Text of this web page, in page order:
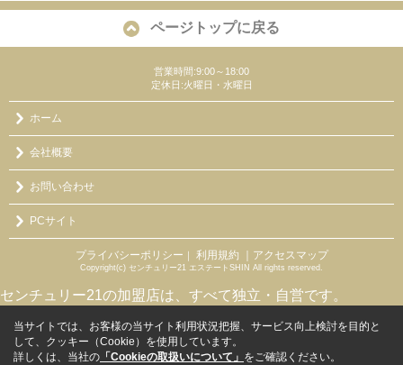
ページトップに戻る
営業時間:9:00～18:00
定休日:火曜日・水曜日
ホーム
会社概要
お問い合わせ
PCサイト
プライバシーポリシー ｜ 利用規約 ｜アクセスマップ
Copyright(c) センチュリー21 エステートSHIN All rights reserved.
センチュリー21の加盟店は、すべて独立・自営です。
当サイトでは、お客様の当サイト利用状況把握、サービス向上検討を目的と
して、クッキー（Cookie）を使用しています。
詳しくは、当社の 「Cookieの取扱いについて」 をご確認ください。